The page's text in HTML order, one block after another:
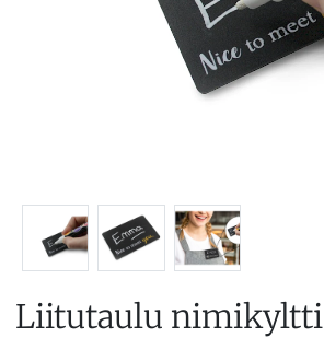
Liitutaulu nimikyltti